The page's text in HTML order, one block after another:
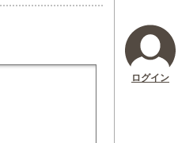
ログイン